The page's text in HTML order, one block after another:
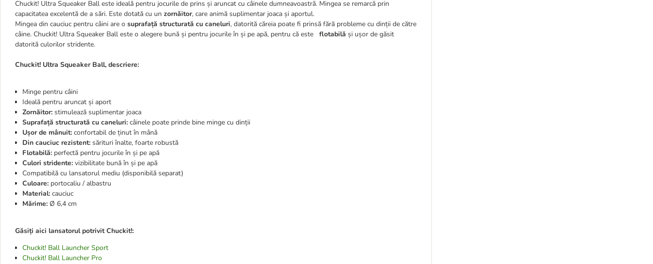
Chuckit! Ultra Squeaker Ball este ideală pentru jocurile de prins și aruncat cu câinele dumneavoastră. Mingea se remarcă prin
capacitatea excelentă de a sări. Este dotată cu un zornăitor, care animă suplimentar joaca și aportul.
Mingea din cauciuc pentru câini are o suprafață structurată cu caneluri, datorită căreia poate fi prinsă fără probleme cu dinții de către
câine. Chuckit! Ultra Squeaker Ball este o alegere bună și pentru jocurile în și pe apă, pentru că este flotabilă și ușor de găsit
datorită culorilor stridente.
Chuckit! Ultra Squeaker Ball, descriere:
Minge pentru câini
Ideală pentru aruncat și aport
Zornăitor: stimulează suplimentar joaca
Suprafață structurată cu caneluri: câinele poate prinde bine minge cu dinții
Ușor de mânuit: confortabil de ținut în mână
Din cauciuc rezistent: sărituri înalte, foarte robustă
Flotabilă: perfectă pentru jocurile în și pe apă
Culori stridente: vizibilitate bună în și pe apă
Compatibilă cu lansatorul mediu (disponibilă separat)
Culoare: portocaliu / albastru
Material: cauciuc
Mărime: Ø 6,4 cm
Găsiți aici lansatorul potrivit Chuckit!:
Chuckit! Ball Launcher Sport
Chuckit! Ball Launcher Pro